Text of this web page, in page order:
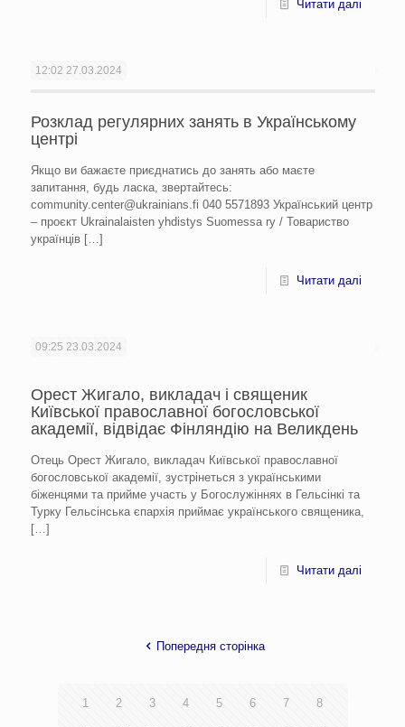
Читати далі
12:02 27.03.2024
Розклад регулярних занять в Українському
центрі
Якщо ви бажаєте приєднатись до занять або маєте
запитання, будь ласка, звертайтесь:
community.center@ukrainians.fi 040 5571893 Український центр
– проєкт Ukrainalaisten yhdistys Suomessa ry / Товариство
українців[…]
Читати далі
09:25 23.03.2024
Орест Жигало, викладач і священик
Київської православної богословської
академії, відвідає Фінляндію на Великдень
Отець Орест Жигало, викладач Київської православної
богословської академії, зустрінеться з українськими
біженцями та прийме участь у Богослужіннях в Гельсінкі та
Турку Гельсінська єпархія приймає українського священика,
[…]
Читати далі
Попередня сторінка
1 2 3 4 5 6 7 8